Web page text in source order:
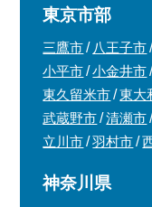
東京市部
三鷹市 八王子市
小平市
小金井市
東久留米市
東大
武蔵野市
清瀬市
立川市
羽村市
神奈川県